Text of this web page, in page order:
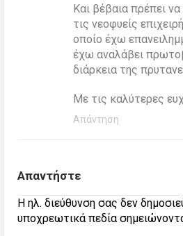
Και βέβαια πρέπει
τις νεοφυείς
οποίο έχω
έχω αναλάβει
διάρκεια της
Με τις καλύτερες
Απάντηση
Απαντήστε
Η ηλ. διεύθυνση σας δεν
υποχρεωτικά πεδία